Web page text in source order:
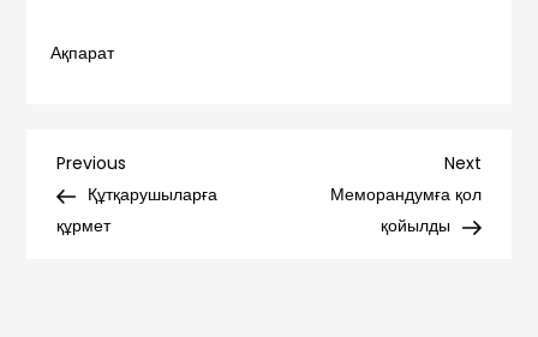
Ақпарат
Навигация
по
Previous
Post
Previous
Құтқарушыларға
құрмет
Next
Post
Next
Меморандумға қол
қойылды